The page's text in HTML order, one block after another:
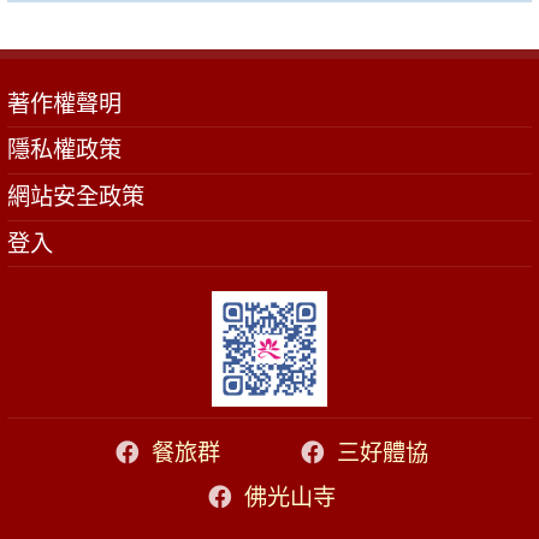
著作權聲明
隱私權政策
網站安全政策
登入
餐旅群
三好體協
佛光山寺